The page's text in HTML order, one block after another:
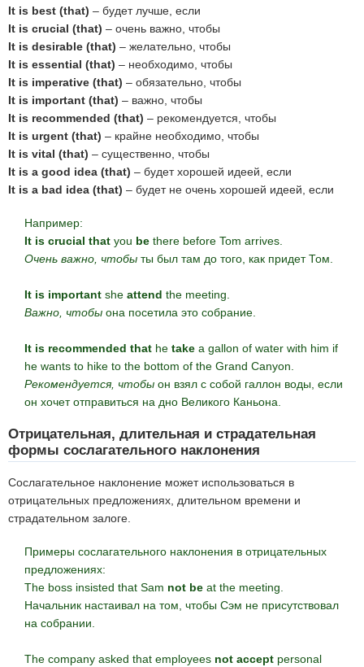
It is best (that) – будет лучше, если
It is crucial (that) – очень важно, чтобы
It is desirable (that) – желательно, чтобы
It is essential (that) – необходимо, чтобы
It is imperative (that) – обязательно, чтобы
It is important (that) – важно, чтобы
It is recommended (that) – рекомендуется, чтобы
It is urgent (that) – крайне необходимо, чтобы
It is vital (that) – существенно, чтобы
It is a good idea (that) – будет хорошей идеей, если
It is a bad idea (that) – будет не очень хорошей идеей, если
Например:
It is crucial that you be there before Tom arrives.
Очень важно, чтобы ты был там до того, как придет Том.
It is important she attend the meeting.
Важно, чтобы она посетила это собрание.
It is recommended that he take a gallon of water with him if
he wants to hike to the bottom of the Grand Canyon.
Рекомендуется, чтобы он взял с собой галлон воды, если
он хочет отправиться на дно Великого Каньона.
Отрицательная, длительная и страдательная
формы сослагательного наклонения
Сослагательное наклонение может использоваться в
отрицательных предложениях, длительном времени и
страдательном залоге.
Примеры сослагательного наклонения в отрицательных
предложениях:
The boss insisted that Sam not be at the meeting.
Начальник настаивал на том, чтобы Сэм не присутствовал
на собрании.
The company asked that employees not accept personal